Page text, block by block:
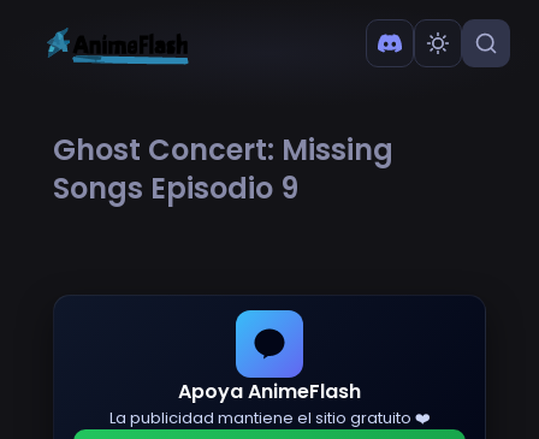
Ghost Concert: Missing
Songs Episodio 9
Apoya AnimeFlash
La publicidad mantiene el sitio gratuito ❤️